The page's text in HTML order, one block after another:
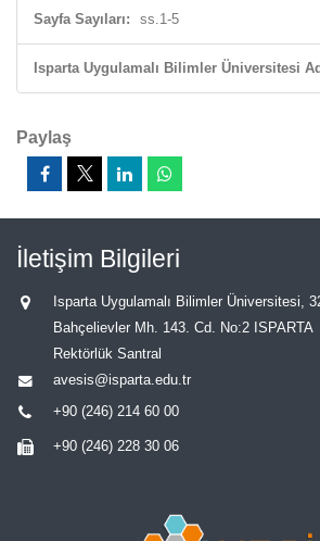
Sayfa Sayıları: ss.1-5
Isparta Uygulamalı Bilimler Üniversitesi
Paylaş
İletişim Bilgileri
Isparta Uygulamalı Bilimler Üniversitesi,
Bahçelievler Mh. 143. Cd. No:2 ISPARTA
Rektörlük Santral
avesis@isparta.edu.tr
+90 (246) 214 60 00
+90 (246) 228 30 06